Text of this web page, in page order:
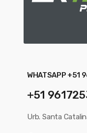
WHATSAPP +51
+51
Urb. Santa